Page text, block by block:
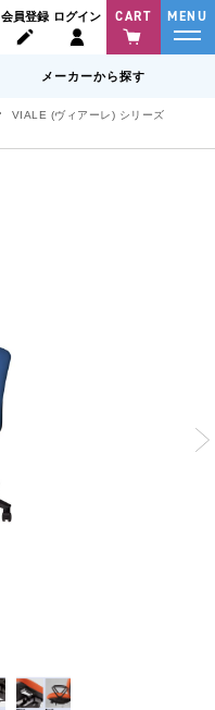
会員登録 ログイン MENU
CART
メーカーから探す
VIALE (ヴィアーレ) シリーズ